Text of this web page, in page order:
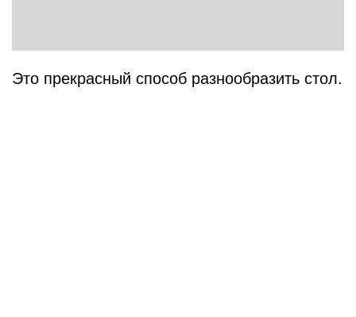
Это прекрасный способ разнообразить стол.